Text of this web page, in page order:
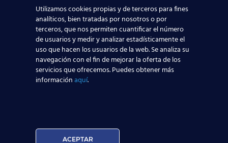
Madrid-Barajas supera los 6 millones de
pasajeros junio: qué significa para quienes
quieren ser TCP
Leer más
Leer más
Utilizamos cookies propias y de terceros para fines
analíticos, bien tratadas por nosotros o por
terceros, que nos permiten cuantificar el número
de usuarios y medir y analizar estadísticamente el
uso que hacen los usuarios de la web. Se analiza su
navegación con el fin de mejorar la oferta de los
servicios que ofrecemos. Puedes obtener más
informaciónaquí.
ACEPTAR